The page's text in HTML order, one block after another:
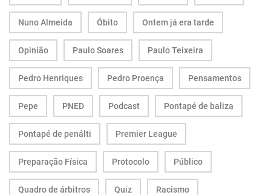
Nuno Almeida Óbito Ontem já era tarde
Opinião Paulo Soares Paulo Teixeira
Pedro Henriques Pedro Proença Pensamentos
Pepe PNED Podcast Pontapé de baliza
Pontapé de penálti Premier League
Preparação Física Protocolo Público
Quadro de árbitros Quiz Racismo